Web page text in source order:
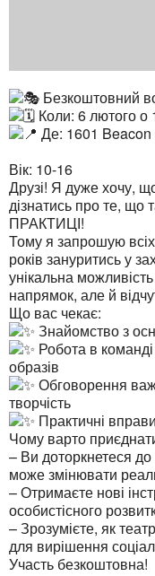
Безкоштовний
Коли: 6 лютого о
Де: 1601
Вік: 10-16
Друзі! Я дуже хочу,
дізнатись про те, що
ПРАКТИЦІ!
Тому я запрошую
років зануритись у
унікальна
напрямок, але й
Що вас чекає:
Знайомство з
Робота в
образів
Обговорення
творчість
Практичні
Чому варто
– Ви доторкнетеся до
може змінювати
– Отримаєте нові
особистісного
– Зрозумієте, як
для вирішення
Участь безкоштовна!